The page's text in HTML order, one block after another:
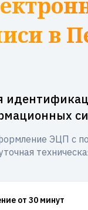
в
ЭЦП с
от 30 минут